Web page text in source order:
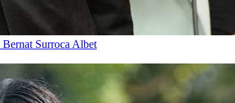
Bernat Surroca Albet